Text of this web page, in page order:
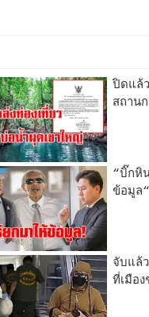
ปิดแล้
สถาน
“บิ๊กหิ
ข้อมูล
จับแล้
ที่เมือ